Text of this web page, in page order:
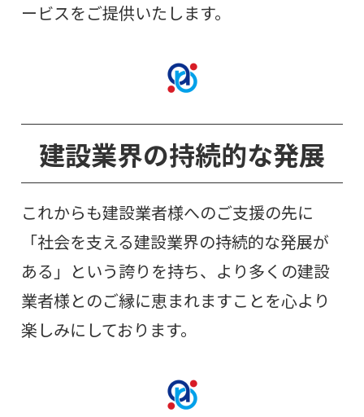
ービスをご提供いたします。
建設業界の持続的な発展
これからも建設業者様へのご支援の先に
「社会を支える建設業界の持続的な発展が
ある」という誇りを持ち、より多くの建設
業者様とのご縁に恵まれますことを心より
楽しみにしております。